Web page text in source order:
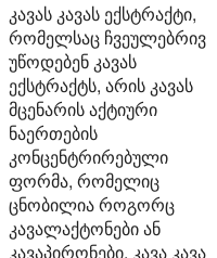
კავას კავას ექსტრაქტი,
რომელსაც ჩვეულებრივ
უწოდებენ კავას
ექსტრაქტს, არის კავას
მცენარის აქტიური
ნაერთების
კონცენტრირებული
ფორმა, რომელიც
ცნობილია როგორც
კავალაქტონები ან
კავაპირონები. კავა კავა